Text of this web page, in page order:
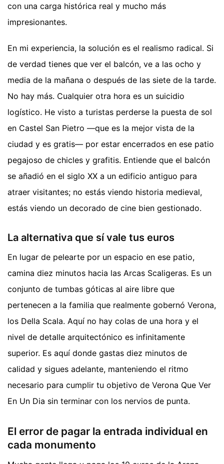
con una carga histórica real y mucho más
impresionantes.
En mi experiencia, la solución es el realismo radical. Si
de verdad tienes que ver el balcón, ve a las ocho y
media de la mañana o después de las siete de la tarde.
No hay más. Cualquier otra hora es un suicidio
logístico. He visto a turistas perderse la puesta de sol
en Castel San Pietro —que es la mejor vista de la
ciudad y es gratis— por estar encerrados en ese patio
pegajoso de chicles y grafitis. Entiende que el balcón
se añadió en el siglo XX a un edificio antiguo para
atraer visitantes; no estás viendo historia medieval,
estás viendo un decorado de cine bien gestionado.
La alternativa que sí vale tus euros
En lugar de pelearte por un espacio en ese patio,
camina diez minutos hacia las Arcas Scaligeras. Es un
conjunto de tumbas góticas al aire libre que
pertenecen a la familia que realmente gobernó Verona,
los Della Scala. Aquí no hay colas de una hora y el
nivel de detalle arquitectónico es infinitamente
superior. Es aquí donde gastas diez minutos de
calidad y sigues adelante, manteniendo el ritmo
necesario para cumplir tu objetivo de Verona Que Ver
En Un Dia sin terminar con los nervios de punta.
El error de pagar la entrada individual en
cada monumento